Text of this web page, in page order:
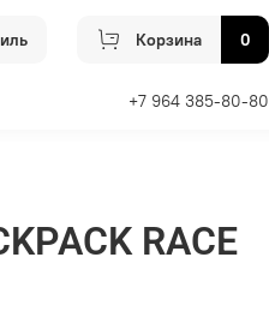
Корзина 0
+7 964 385-80-80
RACE